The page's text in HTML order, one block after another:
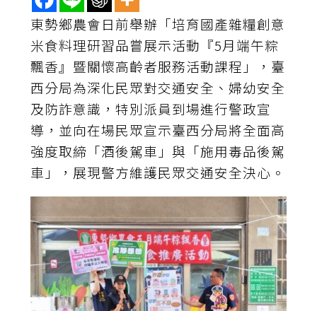
東勢鄉農會日前舉辦「培育國產雜糧創意
米食料理研習品嘗展示活動『5月端午粽
飄香』暨關懷高齡者服務活動課程」，臺
西分局為深化民眾對交通安全、婦幼安全
及防詐意識，特別派員到場進行警政宣
導，並向在場民眾宣示臺西分局將全面高
強度取締「酒後駕車」與「施用毒品後駕
車」，展現警方維護民眾交通安全決心。